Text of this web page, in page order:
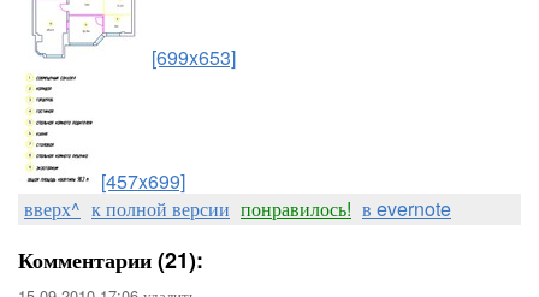
[699x653]
[457x699]
вверх^ к полной версии понравилось! в evernote
Комментарии (21):